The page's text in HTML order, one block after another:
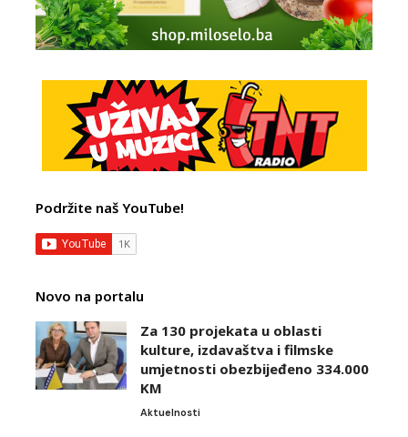
Podržite naš YouTube!
Novo na portalu
Za 130 projekata u oblasti
kulture, izdavaštva i filmske
umjetnosti obezbijeđeno 334.000
KM
Aktuelnosti